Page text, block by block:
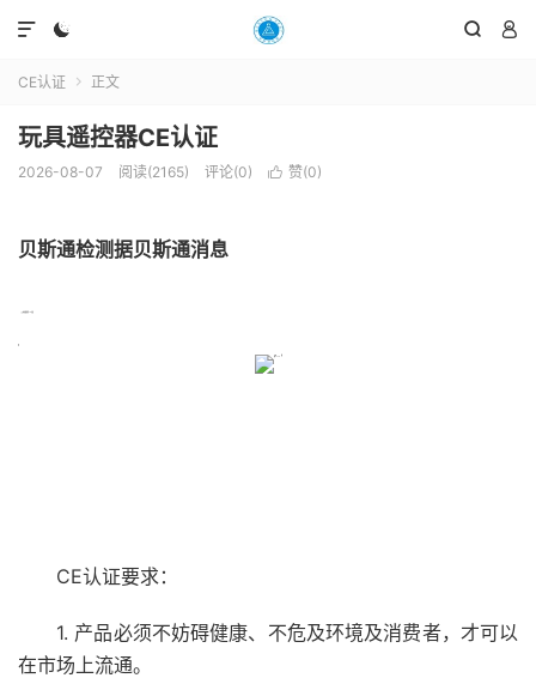
  

CE认证  正文
玩具遥控器CE认证
2026-08-07 阅读(2165) 评论(0)  赞(0)
贝斯通检测据贝斯通消息
CE认证要求：
1. 产品必须不妨碍健康、不危及环境及消费者，才可以
在市场上流通。